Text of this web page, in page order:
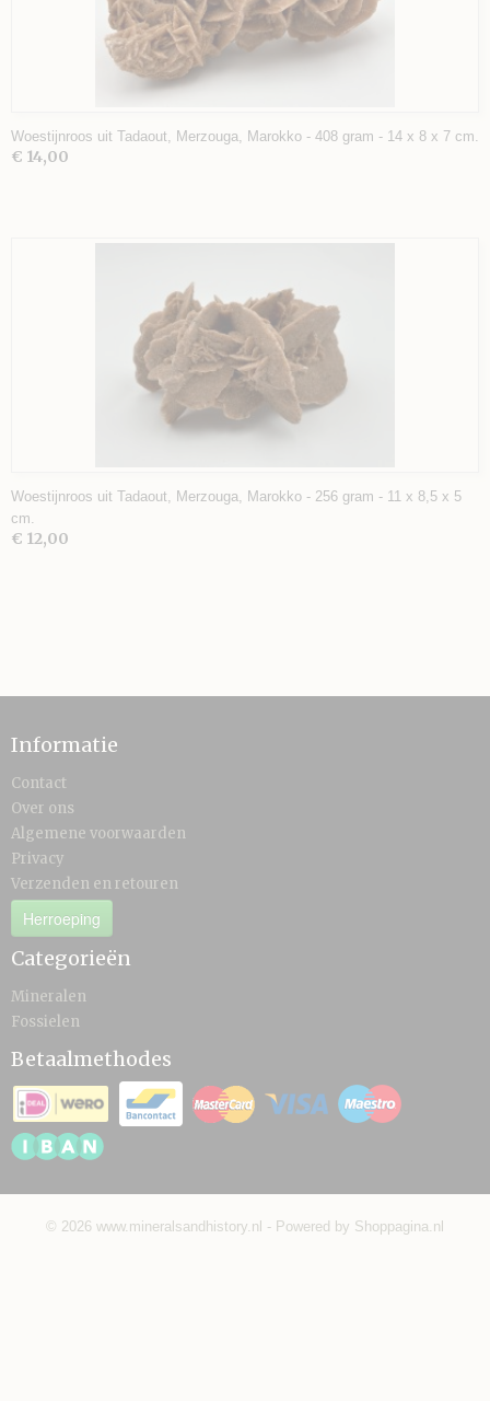
Woestijnroos uit Tadaout, Merzouga, Marokko - 408 gram - 14 x 8 x 7 cm.
€ 14,00
Woestijnroos uit Tadaout, Merzouga, Marokko - 256 gram - 11 x 8,5 x 5
cm.
€ 12,00
Informatie
Contact
Over ons
Algemene voorwaarden
Privacy
Verzenden en retouren
Herroeping
Categorieën
Mineralen
Fossielen
Betaalmethodes
© 2026 www.mineralsandhistory.nl - Powered by Shoppagina.nl